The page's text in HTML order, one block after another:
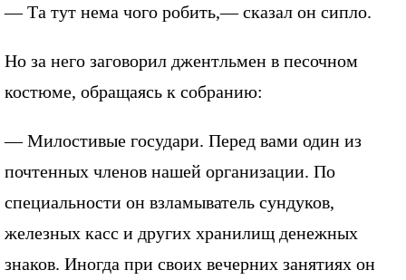
— Та тут нема чого робить,— сказал он сипло.
Но за него заговорил джентльмен в песочном
костюме, обращаясь к собранию:
— Милостивые государи. Перед вами один из
почтенных членов нашей организации. По
специальности он взламыватель сундуков,
железных касс и других хранилищ денежных
знаков. Иногда при своих вечерних занятиях он